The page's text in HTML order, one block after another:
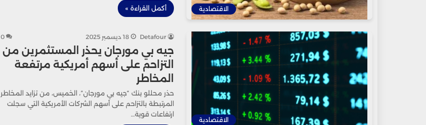
الاقتصادية أكمل القراءة »
الاقتصادية
Detafour 18 ديسمبر 2025 0
جيه بي مورجان يحذر المستثمرين من
التزاحم على أسهم أمريكية مرتفعة
المخاطر
حذر محللو بنك “جيه بي مورجان”، الخميس، من تزايد المخاطر
المرتبطة بالتزاحم على أسهم الشركات الأمريكية التي سجلت
ارتفاعات قوية…